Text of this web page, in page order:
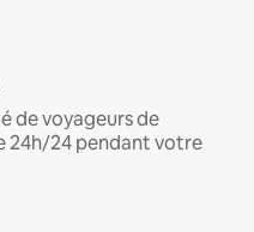
de voyageurs de
24h/24 pendant votre